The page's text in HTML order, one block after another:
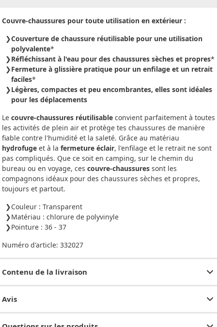
Couvre-chaussures pour toute utilisation en extérieur :
Couverture de chaussure réutilisable pour une utilisation
polyvalente*
Réfléchissant à l'eau pour des chaussures sèches et propres*
Fermeture à glissière pratique pour un enfilage et un retrait
faciles*
Légères, compactes et peu encombrantes, elles sont idéales
pour les déplacements
Le couvre-chaussures réutilisable convient parfaitement à toutes
les activités de plein air et protège tes chaussures de manière
fiable contre l'humidité et la saleté. Grâce au matériau
hydrofuge et à la fermeture éclair, l'enfilage et le retrait ne sont
pas compliqués. Que ce soit en camping, sur le chemin du
bureau ou en voyage, ces couvre-chaussures sont les
compagnons idéaux pour des chaussures sèches et propres,
toujours et partout.
Couleur : Transparent
Matériau : chlorure de polyvinyle
Pointure : 36 - 37
Numéro d'article: 332027
Contenu de la livraison
Avis